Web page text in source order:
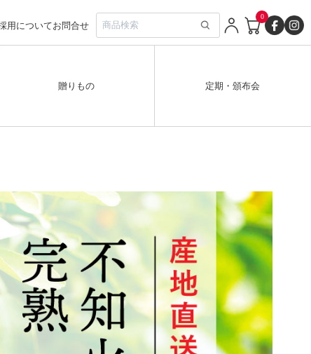
用についてお問合せ
0
贈りもの 定期・頒布会